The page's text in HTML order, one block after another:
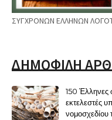
ΣΥΓΧΡΟΝΩΝ ΕΛΛΗΝΩΝ
ΔΗΜΟΦΙΛΗ
150 Έλληνες
εκτελεστές